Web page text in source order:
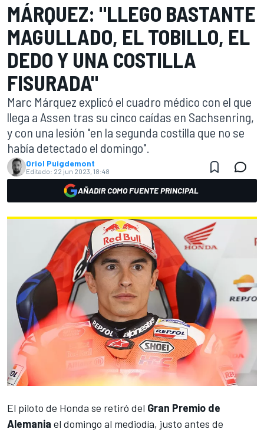
MÁRQUEZ: "LLEGO BASTANTE
MAGULLADO, EL TOBILLO, EL
DEDO Y UNA COSTILLA
FISURADA"
Marc Márquez explicó el cuadro médico con el que
llega a Assen tras su cinco caídas en Sachsenring,
y con una lesión "en la segunda costilla que no se
había detectado el domingo".
Oriol Puigdemont
Editado: 22 jun 2023, 18:48
AÑADIR COMO FUENTE PRINCIPAL
El piloto de Honda se retiró del Gran Premio de
Alemania el domingo al mediodía, justo antes de